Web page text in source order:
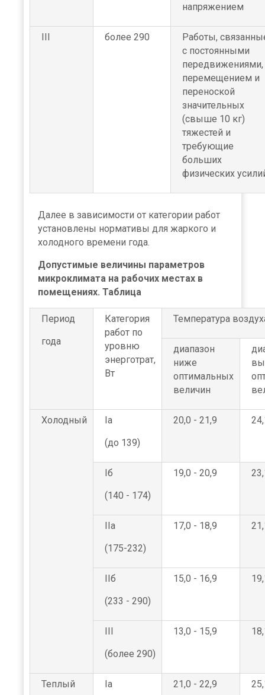
напряжением
III более 290
Работы,
с постоянными
передвижениями,
перемещением и
переноской
значительных
(свыше 10 кг)
тяжестей и
требующие
больших
физических
Далее в зависимости от категории работ
установлены нормативы для жаркого и
холодного времени года.
Допустимые величины параметров
микроклимата на рабочих местах в
помещениях. Таблица
Период
года
Категория
работ по
уровню
энерготрат,
Вт
Температура
диапазон
ниже
оптимальных
величин
Холодный
Iа
(до 139)
20,0 - 21,9
Iб
(140 - 174)
19,0 - 20,9
IIа
(175-232)
17,0 - 18,9
IIб
(233 - 290)
15,0 - 16,9
III
(более 290)
13,0 - 15,9
Теплый Iа 21,0 - 22,9